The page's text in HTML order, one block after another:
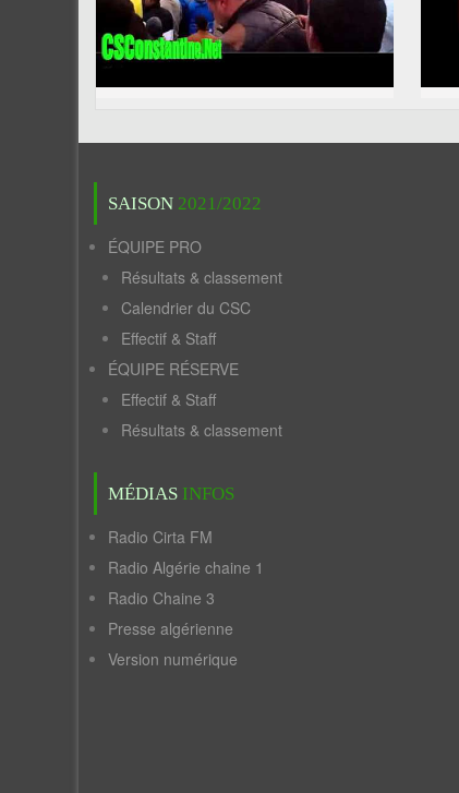
SAISON 2021/2022
ÉQUIPE PRO
Résultats & classement
Calendrier du CSC
Effectif & Staff
ÉQUIPE RÉSERVE
Effectif & Staff
Résultats & classement
MÉDIAS INFOS
Radio Cirta FM
Radio Algérie chaine 1
Radio Chaine 3
Presse algérienne
Version numérique